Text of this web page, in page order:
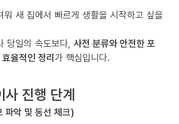
워 새 집에서 빠르게 생활을 시작하고 싶을
당일의 속도보다, 사전 분류와 안전한 포
율적인 정리가 핵심입니다.
사 진행 단계
파악 및 동선 체크)